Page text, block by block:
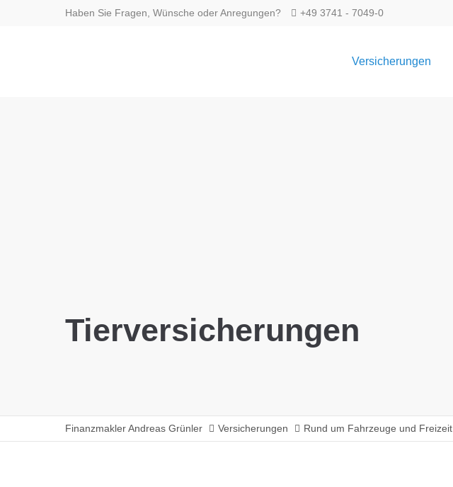
Haben Sie Fragen, Wünsche oder Anregungen? +49 3741 - 7049-0
Versicherungen
Tierversicherungen
Finanzmakler Andreas Grünler Versicherungen Rund um Fahrzeuge und Freizeit